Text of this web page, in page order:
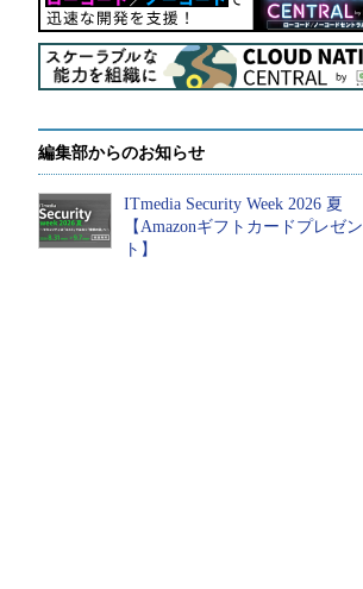
編集部からのお知らせ
ITmedia Security Week 2026 夏
【Amazonギフトカードプレゼン
ト】